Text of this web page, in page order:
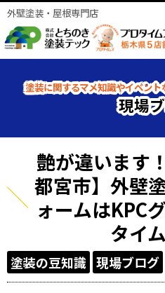
外壁塗装・屋根専門店
塗装に関するマメ知識やイベン
現場
艶が違います
都宮市】外壁
ォームはKPC
タイ
塗装の豆知識 現場ブログ